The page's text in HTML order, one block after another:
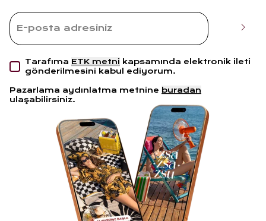
Tarafıma ETK metni kapsamında elektronik ileti
gönderilmesini kabul ediyorum.
Pazarlama aydınlatma metnine buradan
ulaşabilirsiniz.